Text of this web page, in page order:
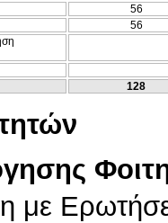
56
56
128
με